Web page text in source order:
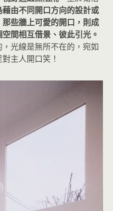
藉由不同開口方向的設計或
些牆上可愛的開口，則成
間相互借景、彼此引光。
光線是無所不在的，宛如
主人開口笑！